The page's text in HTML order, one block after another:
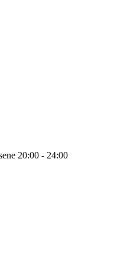
20:00 - 24:00